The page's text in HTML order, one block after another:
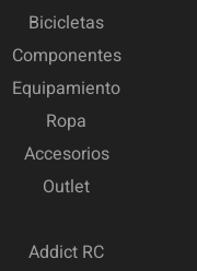
Bicicletas
Componentes
Equipamiento
Ropa
Accesorios
Outlet
Addict RC